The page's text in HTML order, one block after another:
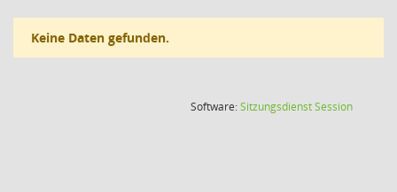
Keine Daten gefunden.
Software:SitzungsdienstSession(Wird in